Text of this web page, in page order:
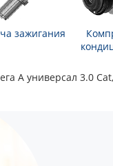
зажигания
А универсал 3.0